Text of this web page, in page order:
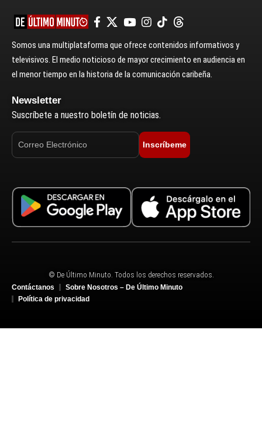
Somos una multiplataforma que ofrece contenidos informativos y
televisivos. El medio noticioso de mayor crecimiento en audiencia en
el menor tiempo en la historia de la comunicación caribeña.
Newsletter
Suscríbete a nuestro boletín de noticias.
Inscríbeme
© De Último Minuto. Todos los derechos reservados.
Contáctanos
Sobre Nosotros – De Último Minuto
Política de privacidad